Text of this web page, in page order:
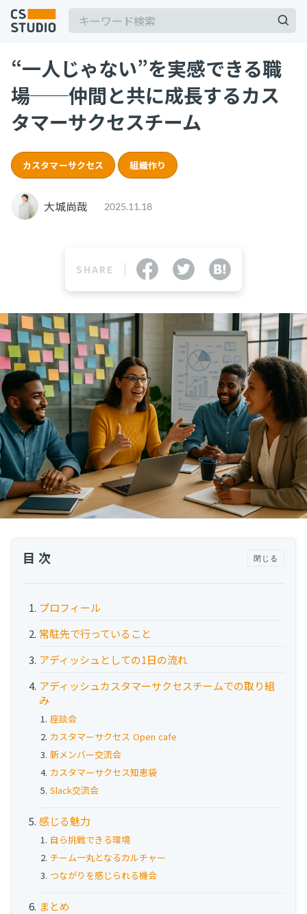
サービス
コンサル・トレーニング
CS人材育成プログラム
運用代行・人材派遣
カスタマーサクセス人材派遣・常駐
カスタマーサクセスBPO
BPaaS​
既存営業 AI BPO
カスタマーサポート代行
多言語カスタマーサポート対応
CSツール導入・運用支援
ツール選定・運用支援
Zendesk導入支援
お役立ち資料
事例
セミナー
メルマガ登録
相談する
【2025年最新】Outlookの時短術15選！メー
ル作成やタスク管理のテクニックを紹介
カスタマーサポート
2025.06.06
BPaaSに取り組む注目企業一覧（2025年版）
例とともに解説
カスタマーサクセス 顧客満足度
サボタージュマニュアルとは？組織の内部崩壊
に関するバイブル
組織作り
2025.04.23
意外と知らない？Google スプレッドシート関
数の落とし穴 ～集計作業を効率化する4つの
関数と、見落としがちな注意点～
カスタマーサポート
“一人じゃない”を実感できる職
場──仲間と共に成長するカス
タマーサクセスチーム
カスタマーサクセス 組織作り
大城尚哉 2025.11.18
SHARE
プロフィール
常駐先で行っていること
アディッシュとしての1日の流れ
アディッシュカスタマーサクセスチームでの取り組
み
座談会
カスタマーサクセス Open cafe
新メンバー交流会
カスタマーサクセス知恵袋
Slack交流会
感じる魅力
自ら挑戦できる環境
チーム一丸となるカルチャー
つながりを感じられる機会
まとめ
目次 閉じる